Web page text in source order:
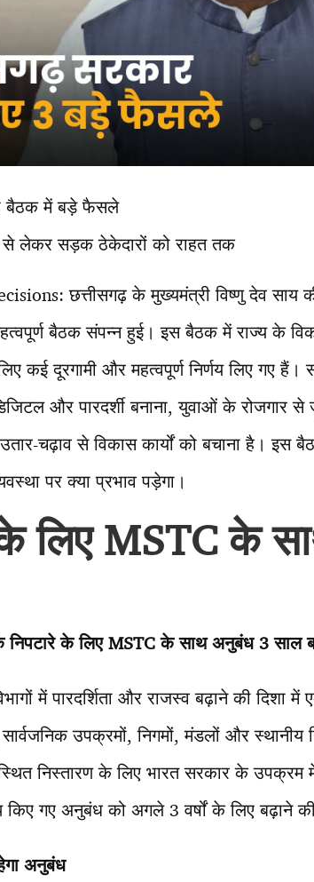
बैठक में बड़े फैसले
से लेकर सड़क ठेकेदारों को राहत तक
छत्तीसगढ़ के मुख्यमंत्री विष्णु देव साय
बैठक संपन्न हुई। इस बैठक में राज्य के
कई दूरगामी और महत्वपूर्ण निर्णय लिए गए
और पारदर्शी बनाना, युवाओं के रोजगार
चढ़ाव से विकास कार्यों को बचाना है।
पर क्या प्रभाव पड़ेगा।
लिएMSTC के
के लिए MSTC के साथ अनुबंध 3 साल
में पारदर्शिता और राजस्व बढ़ाने की दिशा
सार्वजनिक उपक्रमों, निगमों, मंडलों और
निस्तारण के लिए भारत सरकार के उपक्रम
गए अनुबंध को अगले 3 वर्षों के लिए बढ़ाने
अनुबंध